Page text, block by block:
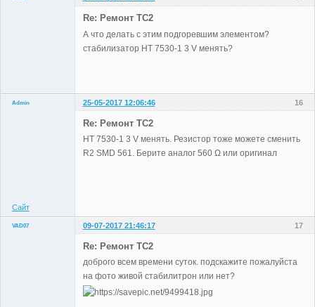
Re: Ремонт TC2
А что делать с этим подгоревшим элементом?
стабилизатор HT 7530-1 3 V менять?
16
Admin 25-05-2017 12:06:46
Re: Ремонт TC2
HT 7530-1 3 V менять. Резистор тоже можете сменить
R2 SMD 561. Берите аналог 560 Ω или оригинал
Сайт
17
VAD07
09-07-2017 21:46:17
Re: Ремонт TC2
доброго всем времени суток. подскажите пожалуйста
на фото живой стабилитрон или нет?